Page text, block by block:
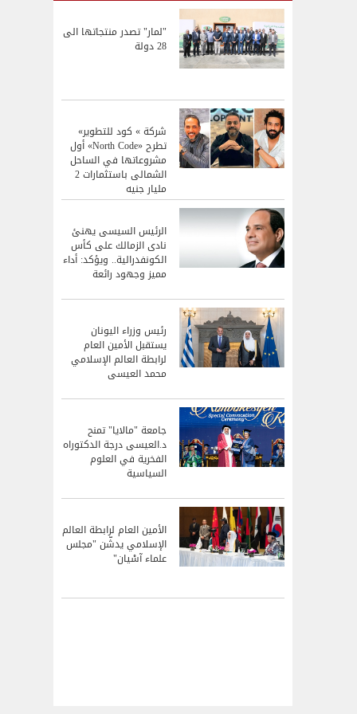
"لمار" تصدر منتجاتها الى
28 دولة
شركة » كود للتطوير»
تطرح «North Code» أول
مشروعاتها في الساحل
الشمالى باستثمارات 2
مليار جنيه
الرئيس السيسى يهنئ
نادى الزمالك على كأس
الكونفدرالية.. ويؤكد: أداء
مميز وجهود رائعة
رئيس وزراء اليونان
يستقبل الأمين العام
لرابطة العالم الإسلامي
محمد العيسى
جامعة "مالايا" تمنح
د.العيسى درجة الدكتوراه
الفخرية في العلوم
السياسية
الأمين العام لرابطة العالم
الإسلامي يدشّن "مجلس
علماء آسْيان"